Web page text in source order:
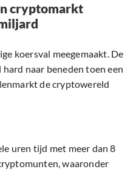
cryptomarkt
koersval meegemaakt. De
naar beneden toen een
de cryptowereld
uren tijd met meer dan 8
waaronder